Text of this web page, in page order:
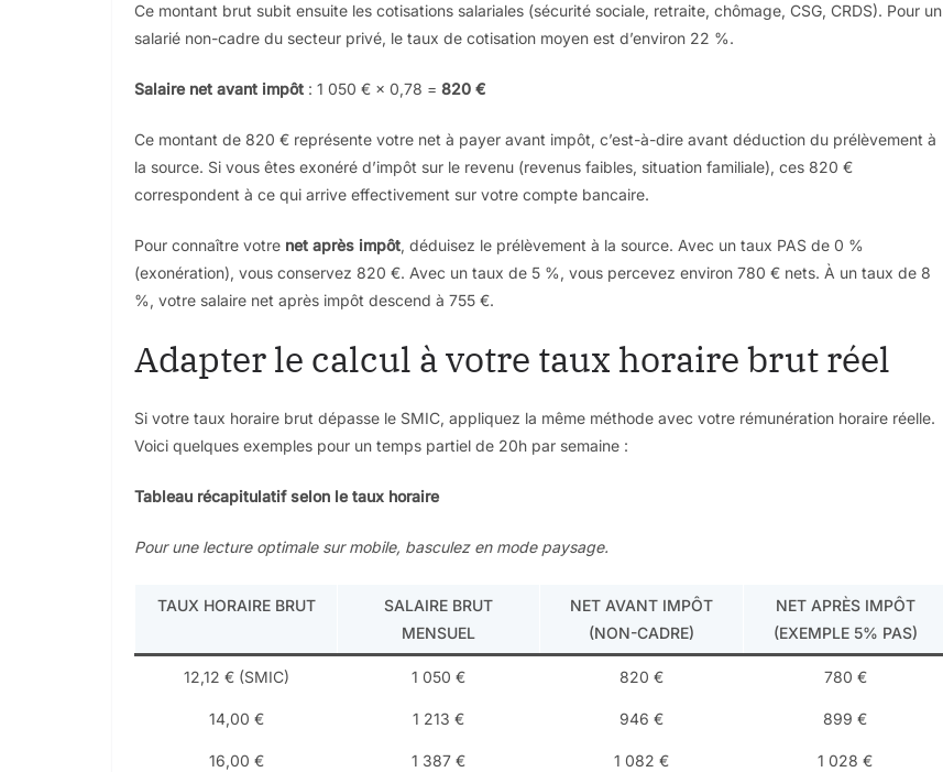
Ce montant brut subit ensuite les cotisations salariales (sécurité sociale, retraite, chômage, CSG, CRDS). Pour un
salarié non-cadre du secteur privé, le taux de cotisation moyen est d’environ 22 %.
Salaire net avant impôt : 1 050 € × 0,78 = 820 €
Ce montant de 820 € représente votre net à payer avant impôt, c’est-à-dire avant déduction du prélèvement à
la source. Si vous êtes exonéré d’impôt sur le revenu (revenus faibles, situation familiale), ces 820 €
correspondent à ce qui arrive effectivement sur votre compte bancaire.
Pour connaître votre net après impôt, déduisez le prélèvement à la source. Avec un taux PAS de 0 %
(exonération), vous conservez 820 €. Avec un taux de 5 %, vous percevez environ 780 € nets. À un taux de 8
%, votre salaire net après impôt descend à 755 €.
Adapter le calcul à votre taux horaire brut réel
Si votre taux horaire brut dépasse le SMIC, appliquez la même méthode avec votre rémunération horaire réelle.
Voici quelques exemples pour un temps partiel de 20h par semaine :
Tableau récapitulatif selon le taux horaire
Pour une lecture optimale sur mobile, basculez en mode paysage.
TAUX HORAIRE BRUT
SALAIRE BRUT
MENSUEL
NET AVANT IMPÔT
(NON-CADRE)
NET APRÈS IMPÔT
(EXEMPLE 5% PAS)
12,12 € (SMIC) 1 050 € 820 € 780 €
14,00 € 1 213 € 946 € 899 €
16,00 € 1 387 € 1 082 € 1 028 €